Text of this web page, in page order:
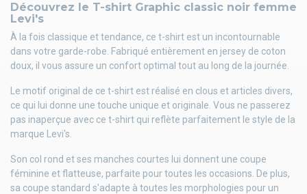
Découvrez le T-shirt Graphic classic noir femme
Levi's
À la fois classique et tendance, ce t-shirt est un incontournable
dans votre garde-robe. Fabriqué entièrement en jersey de coton
doux, il vous assure un confort optimal tout au long de la journée.
Le motif original de ce t-shirt est réalisé en clous et articles divers,
ce qui lui donne une touche unique et originale. Vous ne passerez
pas inaperçue avec ce t-shirt qui reflète parfaitement le style de la
marque Levi's.
Son col rond et ses manches courtes lui donnent une coupe
féminine et flatteuse, parfaite pour toutes les occasions. De plus,
sa coupe standard s'adapte à toutes les morphologies pour un